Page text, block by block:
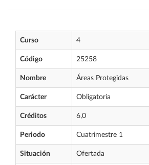
Curso 4
Código 25258
Nombre Áreas Protegidas
Carácter Obligatoria
Créditos 6,0
Periodo Cuatrimestre 1
Situación Ofertada